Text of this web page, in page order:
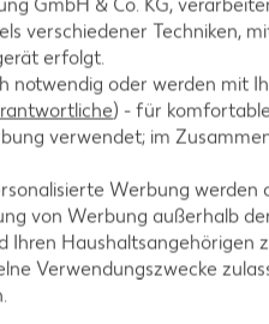
Schinken und
würzen.
zu Rechtecken
lassen. Die
GmbH & Co. KG,
verschiedener Techniken,
erfolgt.
notwendig oder werden mit
) - für
verwendet; im
Werbung
von Werbung außerhalb
Ihren
Verwendungszwecke